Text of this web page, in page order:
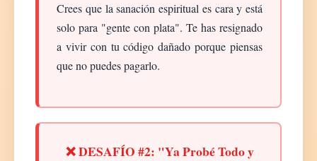
Crees que la sanación espiritual es cara y está
solo para "gente con plata". Te has resignado
a vivir con tu código dañado porque piensas
que no puedes pagarlo.
❌ DESAFÍO #2: "Ya Probé Todo y